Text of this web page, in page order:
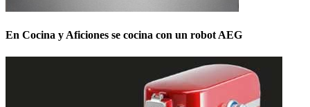
En Cocina y Aficiones se cocina con un robot AEG